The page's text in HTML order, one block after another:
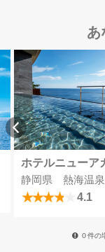
あ
ホテルニューア
静岡県 熱海温泉
4.1
０件の